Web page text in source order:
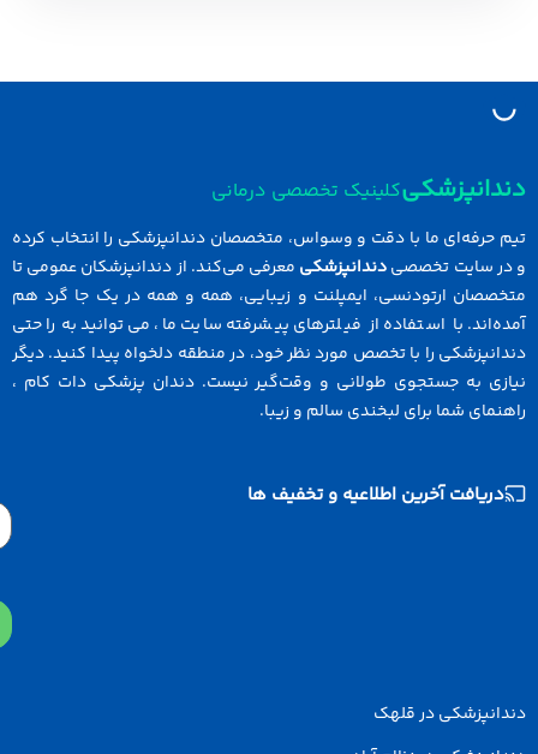
کلینیک تخصصی درمانی
ما با دقت و وسواس، متخصصان دندانپزشکی را انتخاب کرده
تخصصیدندانپزشکیمعرفی می‌کند. از دندانپزشکان عمومی تا
ارتودنسی، ایمپلنت و زیبایی، همه و همه در یک جا گرد هم
با استفاده از فیلترهای پیشرفته سایت ما، می‌توانید به راحتی
را با تخصص مورد نظر خود، در منطقه دلخواه پیدا کنید. دیگر
به جستجوی طولانی و وقت‌گیر نیست. دندان پزشکی دات کام ،
شما برای لبخندی سالم و زیبا.
آخرین اطلاعیه و تخفیف ها
در قلهک